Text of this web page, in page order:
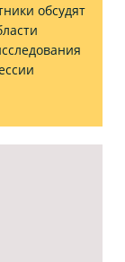
обсудят